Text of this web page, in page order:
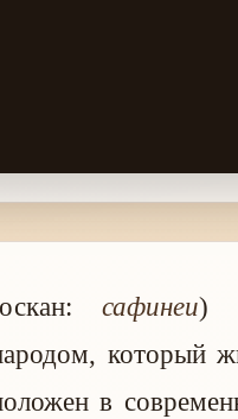
сафинеи)
который
в